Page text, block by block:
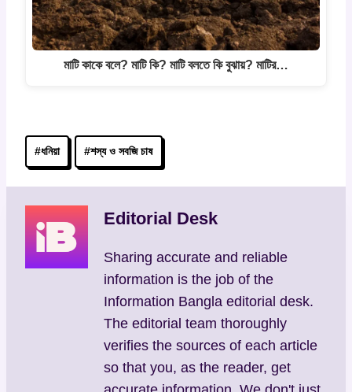
মাটি কাকে বলে? মাটি কি? মাটি বলতে কি বুঝায়? মাটির…
Post
Tags:
#ধনিয়া #শস্য ও সবজি চাষ
Editorial Desk
Sharing accurate and reliable
information is the job of the
Information Bangla editorial desk.
The editorial team thoroughly
verifies the sources of each article
so that you, as the reader, get